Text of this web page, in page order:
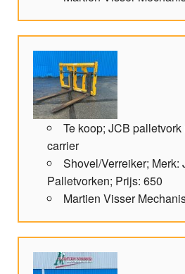
Te koop; JCB
carrier
Shovel/Verreiker; Merk:
Palletvorken; Prijs: 650
Martien Visser